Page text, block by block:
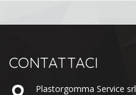
CONTATTACI
Plastorgomma Service srl